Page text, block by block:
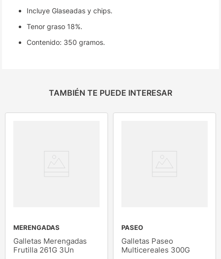
Incluye Glaseadas y chips.
Tenor graso 18%.
Contenido: 350 gramos.
TAMBIÉN TE PUEDE INTERESAR
MERENGADAS
Galletas Merengadas
Frutilla 261G 3Un
PASEO
Galletas Paseo
Multicereales 300G